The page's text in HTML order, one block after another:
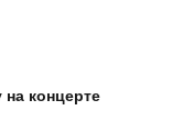
на концерте